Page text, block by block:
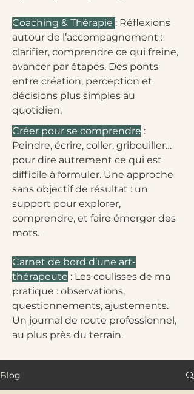
Coaching & Thérapie : Réflexions
autour de l’accompagnement :
clarifier, comprendre ce qui freine,
avancer par étapes. Des ponts
entre création, perception et
décisions plus simples au
quotidien.
Créer pour se comprendre :
Peindre, écrire, coller, gribouiller…
pour dire autrement ce qui est
difficile à formuler. Une approche
sans objectif de résultat : un
support pour explorer,
comprendre, et faire émerger des
mots.
Carnet de bord d’une art-
thérapeute : Les coulisses de ma
pratique : observations,
questionnements, ajustements.
Un journal de route professionnel,
au plus près du terrain.
Blog